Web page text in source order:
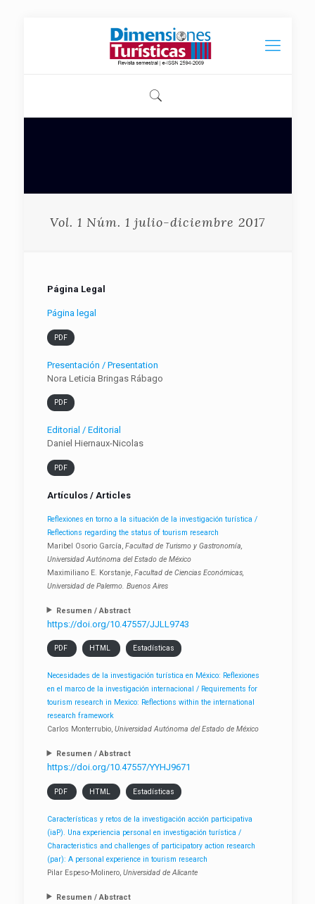
Vol. 1 Núm. 1 julio-diciembre 2017
Página Legal
Página legal
PDF
Presentación / Presentation
Nora Leticia Bringas Rábago
PDF
Editorial / Editorial
Daniel Hiernaux-Nicolas
PDF
Artículos / Articles
Reflexiones en torno a la situación de la investigación turística /
Reflections regarding the status of tourism research
Maribel Osorio García, Facultad de Turismo y Gastronomía,
Universidad Autónoma del Estado de México
Maximiliano E. Korstanje, Facultad de Ciencias Económicas,
Universidad de Palermo. Buenos Aires
Resumen / Abstract
https://doi.org/10.47557/JJLL9743
PDF HTML Estadísticas
Necesidades de la investigación turística en México: Reflexiones
en el marco de la investigación internacional / Requirements for
tourism research in Mexico: Reflections within the international
research framework
Carlos Monterrubio,Universidad Autónoma del Estado de México
Resumen / Abstract
https://doi.org/10.47557/YYHJ9671
PDF HTML Estadísticas
Características y retos de la investigación acción participativa
(iaP). Una experiencia personal en investigación turística /
Characteristics and challenges of participatory action research
(par): A personal experience in tourism research
Pilar Espeso-Molinero, Universidad de Alicante
Resumen / Abstract